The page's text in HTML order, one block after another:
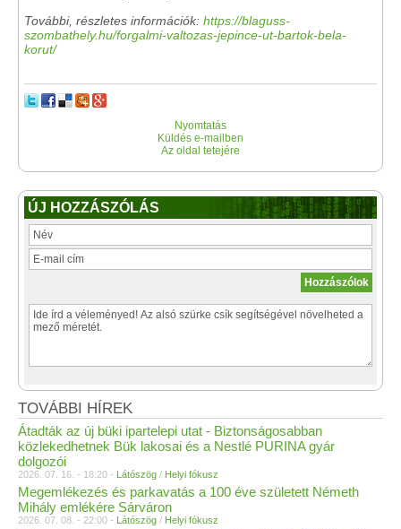
További, részletes információk: https://blaguss-
szombathely.hu/forgalmi-valtozas-jepince-ut-bartok-bela-
korut/
Nyomtatás
Küldés e-mailben
Az oldal tetejére
ÚJ HOZZÁSZÓLÁS
TOVÁBBI HÍREK
Átadták az új büki ipartelepi utat - Biztonságosabban
közlekedhetnek Bük lakosai és a Nestlé PURINA gyár
dolgozói
2026. 07. 16. - 18:20 - Látószög / Helyi fókusz
Megemlékezés és parkavatás a 100 éve született Németh
Mihály emlékére Sárváron
2026. 07. 08. - 22:00 - Látószög / Helyi fókusz